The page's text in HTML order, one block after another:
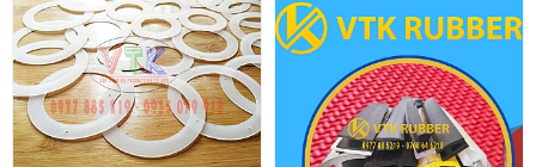
Vòng đệm silicon